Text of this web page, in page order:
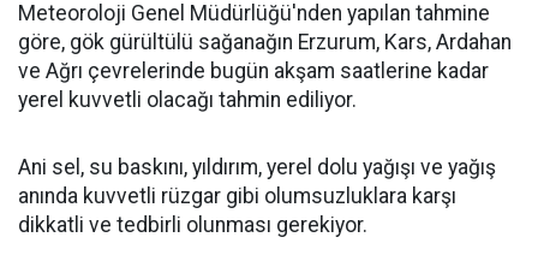
Meteoroloji Genel Müdürlüğü'nden yapılan tahmine
göre, gök gürültülü sağanağın Erzurum, Kars, Ardahan
ve Ağrı çevrelerinde bugün akşam saatlerine kadar
yerel kuvvetli olacağı tahmin ediliyor.
Ani sel, su baskını, yıldırım, yerel dolu yağışı ve yağış
anında kuvvetli rüzgar gibi olumsuzluklara karşı
dikkatli ve tedbirli olunması gerekiyor.